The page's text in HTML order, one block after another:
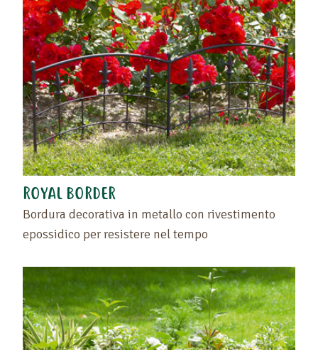
ROYAL BORDER
Bordura decorativa in metallo con rivestimento
epossidico per resistere nel tempo